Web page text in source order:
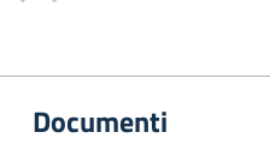
Documenti